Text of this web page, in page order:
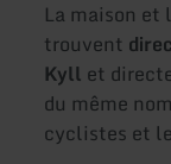
La maison et
trouvent
Kyll et
du même
cyclistes et